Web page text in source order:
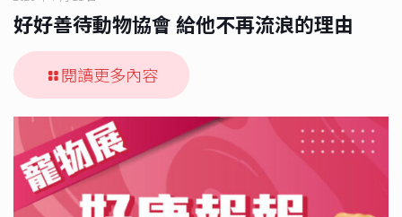
好好善待動物協會 給他不再流浪的理由
閱讀更多內容